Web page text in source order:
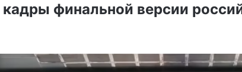
финальной версии